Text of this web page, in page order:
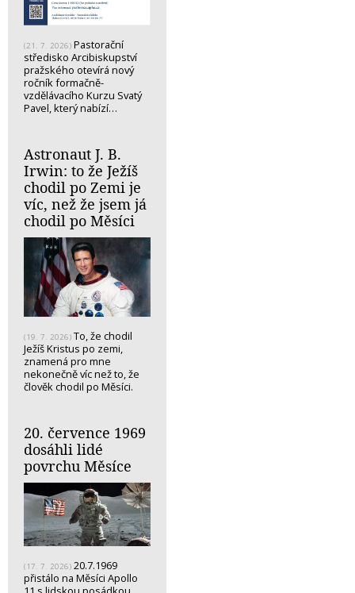
(21. 7. 2026) Pastorační
středisko Arcibiskupství
pražského otevírá nový
ročník formačně-
vzdělávacího Kurzu Svatý
Pavel, který nabízí…
Astronaut J. B.
Irwin: to že Ježíš
chodil po Zemi je
víc, než že jsem já
chodil po Měsíci
(19. 7. 2026) To, že chodil
Ježíš Kristus po zemi,
znamená pro mne
nekonečně víc než to, že
člověk chodil po Měsíci.
20. července 1969
dosáhli lidé
povrchu Měsíce
(17. 7. 2026) 20.7.1969
přistálo na Měsíci Apollo